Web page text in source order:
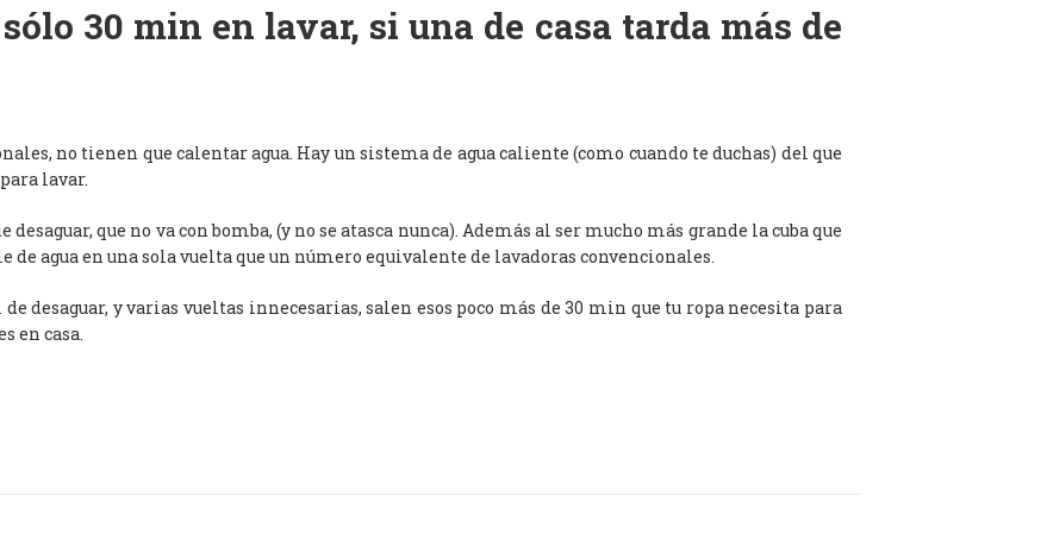
30 min en lavar, si una de casa tarda más de
no tienen que calentar agua. Hay un sistema de agua caliente (como cuando te duchas) del que
lavar.
que no va con bomba, (y no se atasca nunca). Además al ser mucho más grande la cuba que
de agua en una sola vuelta que un número equivalente de lavadoras convencionales.
desaguar, y varias vueltas innecesarias, salen esos poco más de 30 min que tu ropa necesita para
en casa.